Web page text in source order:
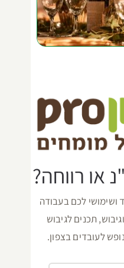
רווחה?
לכם בעבודה
תכנים לגיבוש
לעובדים בצפון.